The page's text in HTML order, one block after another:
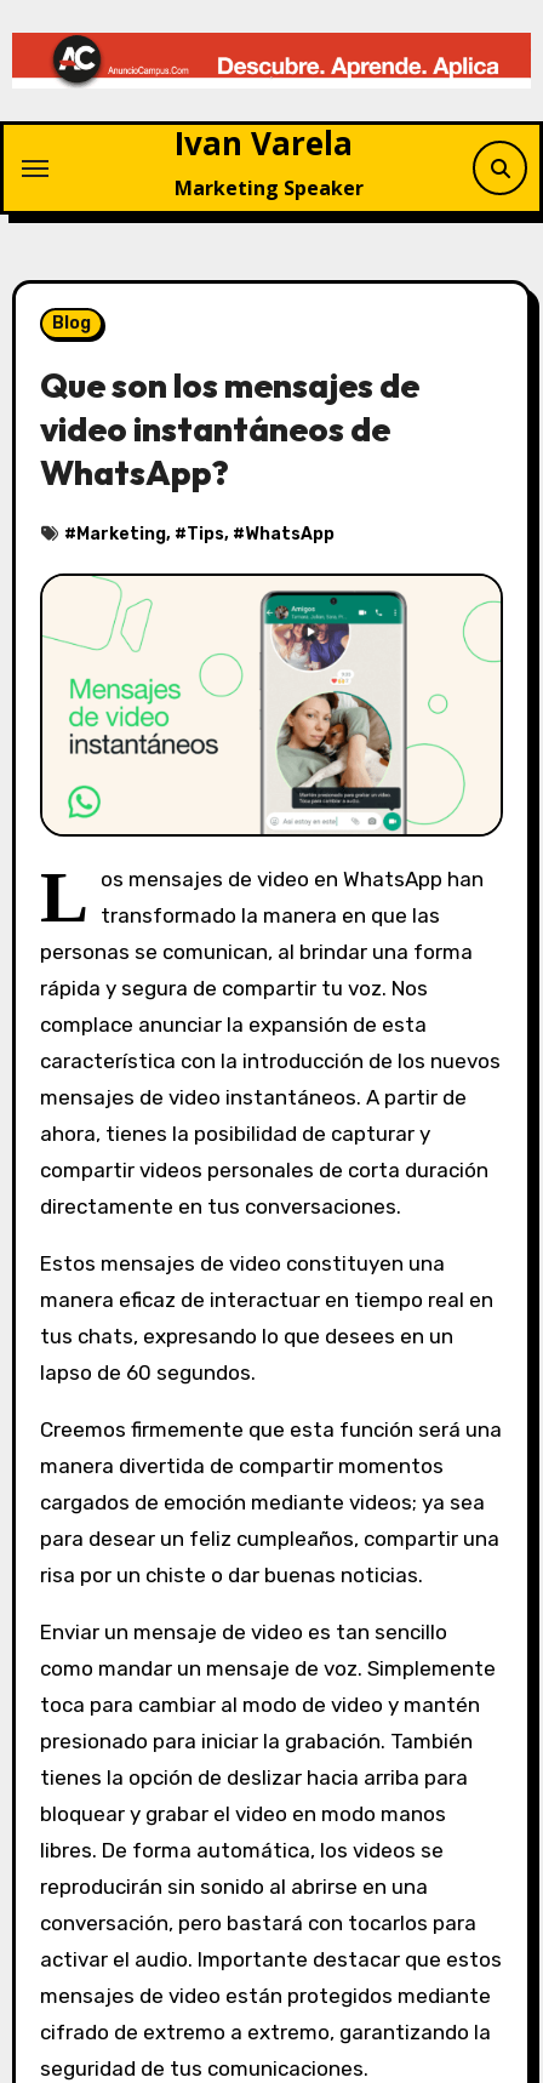
contenido
Ivan Varela
Marketing Speaker
Blog
Que son los mensajes de
video instantáneos de
WhatsApp?
# Marketing, #Tips, #WhatsApp
L
os mensajes de video en WhatsApp han
transformado la manera en que las
personas se comunican, al brindar una forma
rápida y segura de compartir tu voz. Nos
complace anunciar la expansión de esta
característica con la introducción de los nuevos
mensajes de video instantáneos. A partir de
ahora, tienes la posibilidad de capturar y
compartir videos personales de corta duración
directamente en tus conversaciones.
Estos mensajes de video constituyen una
manera eficaz de interactuar en tiempo real en
tus chats, expresando lo que desees en un
lapso de 60 segundos.
Creemos firmemente que esta función será una
manera divertida de compartir momentos
cargados de emoción mediante videos; ya sea
para desear un feliz cumpleaños, compartir una
risa por un chiste o dar buenas noticias.
Enviar un mensaje de video es tan sencillo
como mandar un mensaje de voz. Simplemente
toca para cambiar al modo de video y mantén
presionado para iniciar la grabación. También
tienes la opción de deslizar hacia arriba para
bloquear y grabar el video en modo manos
libres. De forma automática, los videos se
reproducirán sin sonido al abrirse en una
conversación, pero bastará con tocarlos para
activar el audio. Importante destacar que estos
mensajes de video están protegidos mediante
cifrado de extremo a extremo, garantizando la
seguridad de tus comunicaciones.